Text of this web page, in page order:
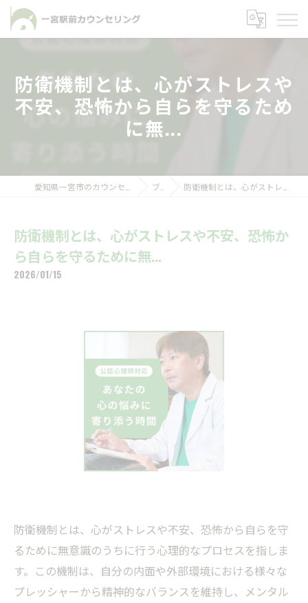
防衛機制とは、心がストレスや
不安、恐怖から自らを守るため
に無...
ブログ 防衛機制とは、心がストレスや不安、恐怖から自らを守るために無...
防衛機制とは、心がストレスや不安、恐怖か
ら自らを守るために無...
2026/01/15
防衛機制とは、心がストレスや不安、恐怖から自らを守
るために無意識のうちに行う心理的なプロセスを指しま
す。この機制は、自分の内面や外部環境における様々な
プレッシャーから精神的なバランスを維持し、メンタル